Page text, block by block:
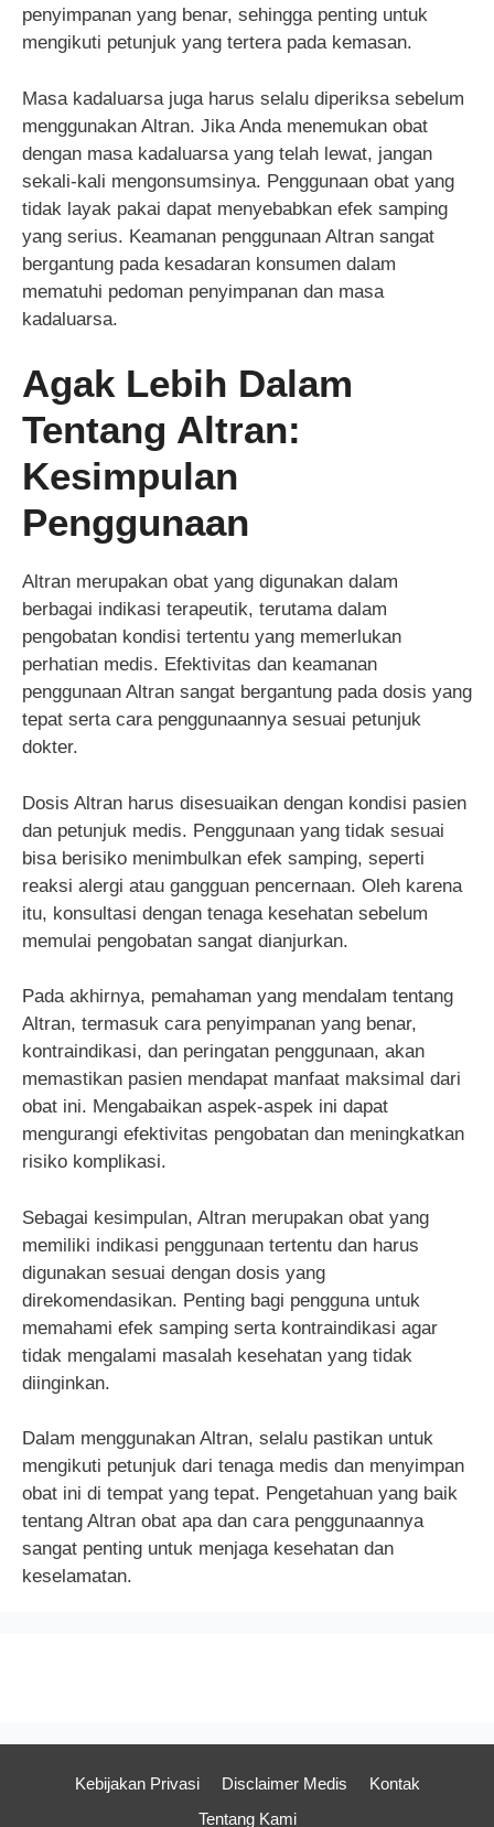
penyimpanan yang benar, sehingga penting untuk
mengikuti petunjuk yang tertera pada kemasan.
Masa kadaluarsa juga harus selalu diperiksa sebelum
menggunakan Altran. Jika Anda menemukan obat
dengan masa kadaluarsa yang telah lewat, jangan
sekali-kali mengonsumsinya. Penggunaan obat yang
tidak layak pakai dapat menyebabkan efek samping
yang serius. Keamanan penggunaan Altran sangat
bergantung pada kesadaran konsumen dalam
mematuhi pedoman penyimpanan dan masa
kadaluarsa.
Agak Lebih Dalam
Tentang Altran:
Kesimpulan
Penggunaan
Altran merupakan obat yang digunakan dalam
berbagai indikasi terapeutik, terutama dalam
pengobatan kondisi tertentu yang memerlukan
perhatian medis. Efektivitas dan keamanan
penggunaan Altran sangat bergantung pada dosis yang
tepat serta cara penggunaannya sesuai petunjuk
dokter.
Dosis Altran harus disesuaikan dengan kondisi pasien
dan petunjuk medis. Penggunaan yang tidak sesuai
bisa berisiko menimbulkan efek samping, seperti
reaksi alergi atau gangguan pencernaan. Oleh karena
itu, konsultasi dengan tenaga kesehatan sebelum
memulai pengobatan sangat dianjurkan.
Pada akhirnya, pemahaman yang mendalam tentang
Altran, termasuk cara penyimpanan yang benar,
kontraindikasi, dan peringatan penggunaan, akan
memastikan pasien mendapat manfaat maksimal dari
obat ini. Mengabaikan aspek-aspek ini dapat
mengurangi efektivitas pengobatan dan meningkatkan
risiko komplikasi.
Sebagai kesimpulan, Altran merupakan obat yang
memiliki indikasi penggunaan tertentu dan harus
digunakan sesuai dengan dosis yang
direkomendasikan. Penting bagi pengguna untuk
memahami efek samping serta kontraindikasi agar
tidak mengalami masalah kesehatan yang tidak
diinginkan.
Dalam menggunakan Altran, selalu pastikan untuk
mengikuti petunjuk dari tenaga medis dan menyimpan
obat ini di tempat yang tepat. Pengetahuan yang baik
tentang Altran obat apa dan cara penggunaannya
sangat penting untuk menjaga kesehatan dan
keselamatan.
Kebijakan Privasi Disclaimer Medis
Kontak
Tentang Kami